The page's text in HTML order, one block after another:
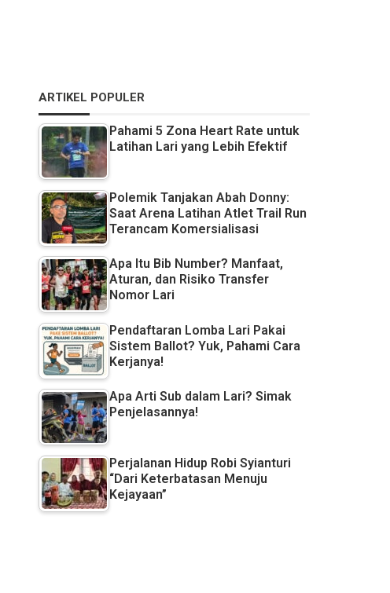
ARTIKEL POPULER
Pahami 5 Zona Heart Rate untuk
Latihan Lari yang Lebih Efektif
Polemik Tanjakan Abah Donny:
Saat Arena Latihan Atlet Trail Run
Terancam Komersialisasi
Apa Itu Bib Number? Manfaat,
Aturan, dan Risiko Transfer
Nomor Lari
Pendaftaran Lomba Lari Pakai
Sistem Ballot? Yuk, Pahami Cara
Kerjanya!
Apa Arti Sub dalam Lari? Simak
Penjelasannya!
Perjalanan Hidup Robi Syianturi
“Dari Keterbatasan Menuju
Kejayaan”